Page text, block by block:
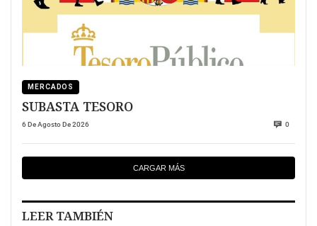
MERCADOS
SUBASTA TESORO
6 De Agosto De 2026 0
CARGAR MÁS
LEER TAMBIÉN